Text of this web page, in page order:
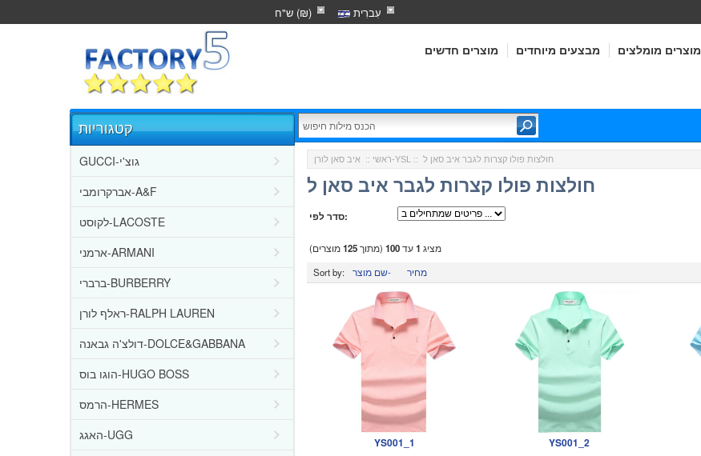
עִברִית ש"ח (₪)
מוצרים חדשים מבצעים מיוחדים מוצרים מומלצים
קטגוריות
GUCCI-גוצ'י
אברקרומבי-A&F
לקוסט-LACOSTE
ארמני-ARMANI
ברברי-BURBERRY
ראלף לורן-RALPH LAUREN
דולצ'ה גבאנה-DOLCE&GABBANA
הוגו בוס-HUGO BOSS
הרמס-HERMES
האגג-UGG
ראשי :: איב סאן לורן-YSL :: חולצות פולו קצרות לגבר איב סאן ל
חולצות פולו קצרות לגבר איב סאן ל
סדר לפי:
מציג 1עד100(מתוך125מוצרים)
Sort by: שם מוצר- מחיר
YS001_1 YS001_2